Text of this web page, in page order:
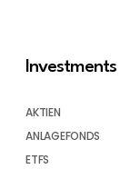
Investments
AKTIEN
ANLAGEFONDS
ETFS